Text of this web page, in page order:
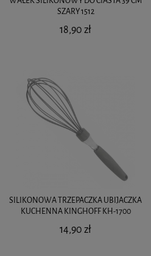
SZARY 1512
18,90 zł
SILIKONOWA TRZEPACZKA UBIJACZKA
KUCHENNA KINGHOFF KH-1700
14,90 zł